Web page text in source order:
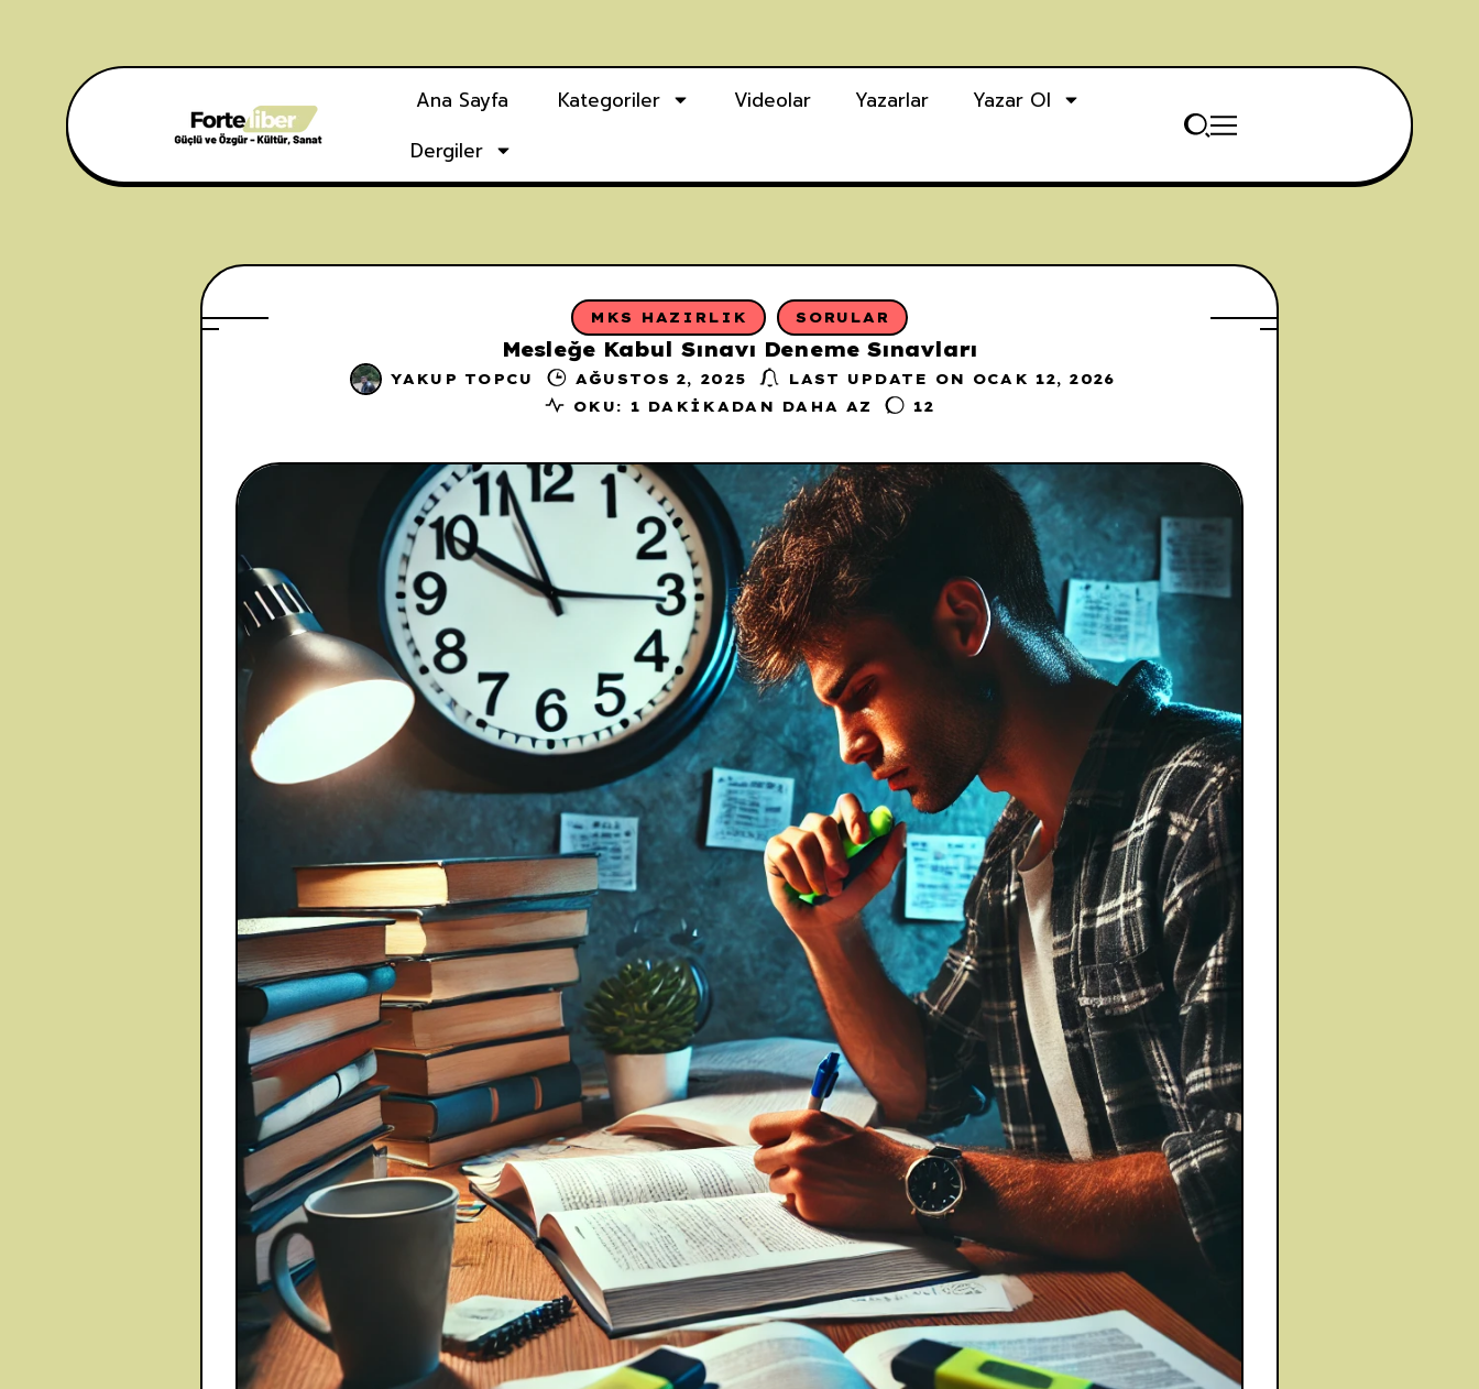
Ana Sayfa Kategoriler Videolar Yazarlar
Yazar Ol
Dergiler
MKS HAZIRLIK SORULAR
Mesleğe Kabul Sınavı Deneme Sınavları
YAKUP TOPCU AĞUSTOS 2, 2025
LAST UPDATE ON OCAK 12, 2026
OKU: 1 DAKIKADAN DAHA AZ
12